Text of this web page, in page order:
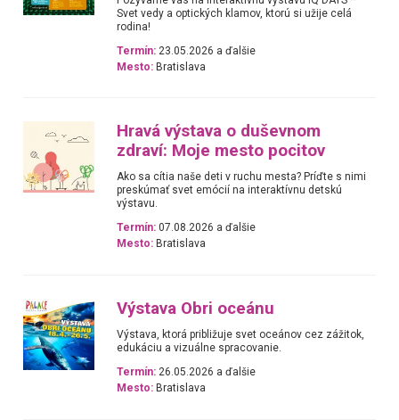
Svet vedy a optických klamov, ktorú si užije celá
rodina!
Termín: 23.05.2026 a ďalšie
Mesto: Bratislava
Hravá výstava o duševnom
zdraví: Moje mesto pocitov
Ako sa cítia naše deti v ruchu mesta? Príďte s nimi
preskúmať svet emócií na interaktívnu detskú
výstavu.
Termín: 07.08.2026 a ďalšie
Mesto: Bratislava
Výstava Obri oceánu
Výstava, ktorá približuje svet oceánov cez zážitok,
edukáciu a vizuálne spracovanie.
Termín: 26.05.2026 a ďalšie
Mesto: Bratislava